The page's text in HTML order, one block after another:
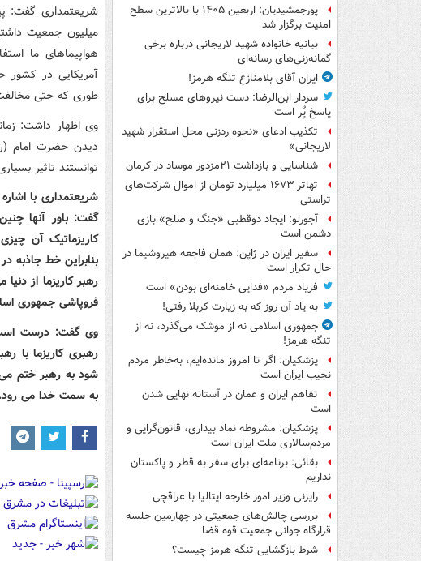
پورجمشیدیان: اربعین ۱۴۰۵ با بالاترین سطح
امنیت برگزار شد
بیانیه خانواده شهید لاریجانی درباره برخی
گمانه‌زنی‌های رسانه‌ای
ایران آقای بلامنازع تنگه هرمز!
سردار ابن‌الرضا: دست نیروهای مسلح برای
پاسخ پُر است
تکذیب ادعای «نحوه ردزنی محل استقرار شهید
لاریجانی»
شناسایی و بازداشت ۲۱مزدور موساد در کرمان
تهاتر ۱۶۷۳ میلیارد تومان از اموال شرکت‌های
تراستی
آجورلو: ایجاد دوقطبی «جنگ و صلح‌» بازی
دشمن است
سفیر ایران در ژاپن: همان فاجعه هیروشیما در
حال تکرار است
فریاد مردم «فدایی خامنه‌ای بودن» است
به یاد آن روز که به زیارت کربلا رفتی!
جمهوری اسلامی نه از موشک می‌گذرد، نه از
تنگه هرمز!
پزشکیان: اگر تا امروز مانده‌ایم، به‌خاطر مردم
نجیب ایران است
تفاهم ایران و عمان در آستانه نهایی شدن
است
پزشکیان: مشروطه نماد بیداری، قانون‌گرایی و
مردم‌سالاری ملت ایران است
بقائی: برنامه‌ای برای سفر به قطر و پاکستان
نداریم
رایزنی وزیر امور خارجه ایتالیا با عراقچی
بررسی چالش‌های جمعیتی در چهارمین جلسه
قرارگاه جوانی جمعیت قوه قضا
شرط بازگشایی تنگه هرمز چیست؟
میلیون جمعیت
آمریکایی در کشور
طوری که حتی
وی اظهار داشت:
دیدن حضرت امام
توانستند تاثیر
شریعتمداری با
گفت: باور آنها
کاریزماتیک آن
بنابراین خط جاذبه
رهبر کاریزما از
فروپاشی جمهوری
وی گفت: درست است
رهبری کاریزما با
شود به رهبر ختم
به سمت خدا می رود.